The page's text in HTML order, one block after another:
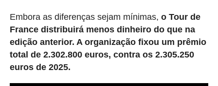
Embora as diferenças sejam mínimas, o Tour de
France distribuirá menos dinheiro do que na
edição anterior. A organização fixou um prêmio
total de 2.302.800 euros, contra os 2.305.250
euros de 2025.